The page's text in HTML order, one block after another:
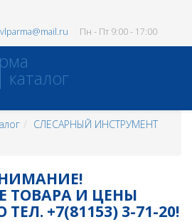
vlparma@mail.ru Пн - Пт 9:00 - 17:00
СЛЕСАРНЫЙ ИНСТРУМЕНТ
ТОВАРА И ЦЕНЫ
+7(81153) 3-71-20!